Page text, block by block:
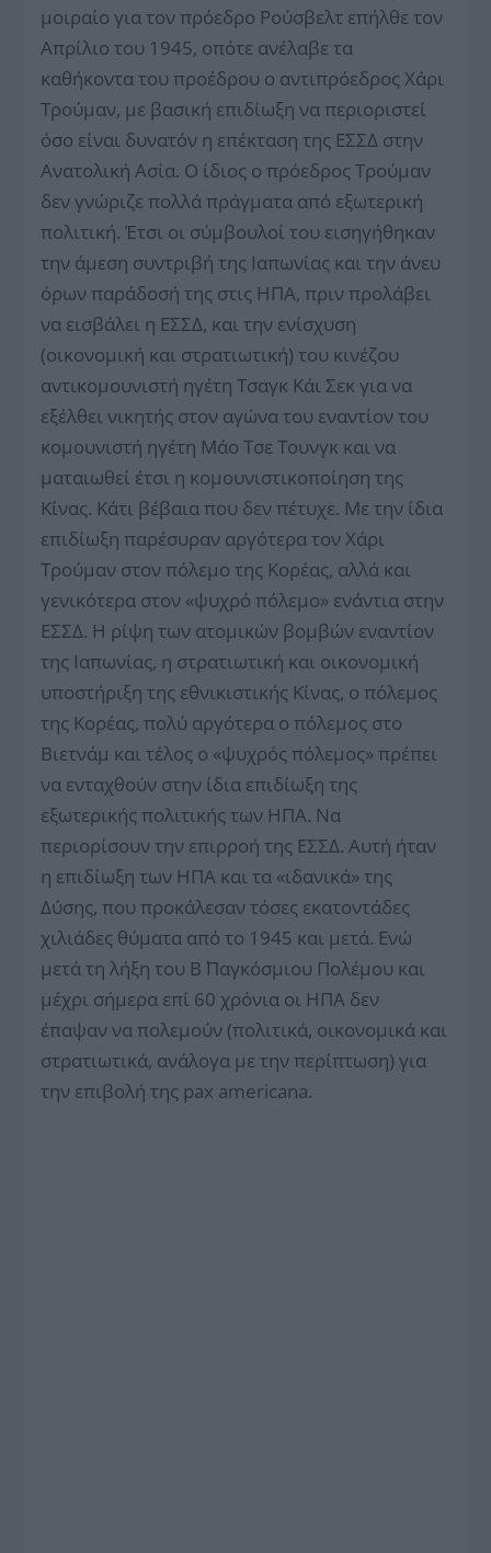
μοιραίο για τον πρόεδρο Ρούσβελτ επήλθε τον
Απρίλιο του 1945, οπότε ανέλαβε τα
καθήκοντα του προέδρου ο αντιπρόεδρος Χάρι
Τρούμαν, με βασική επιδίωξη να περιοριστεί
όσο είναι δυνατόν η επέκταση της ΕΣΣΔ στην
Ανατολική Ασία. Ο ίδιος ο πρόεδρος Τρούμαν
δεν γνώριζε πολλά πράγματα από εξωτερική
πολιτική. Έτσι οι σύμβουλοί του εισηγήθηκαν
την άμεση συντριβή της Ιαπωνίας και την άνευ
όρων παράδοσή της στις ΗΠΑ, πριν προλάβει
να εισβάλει η ΕΣΣΔ, και την ενίσχυση
(οικονομική και στρατιωτική) του κινέζου
αντικομουνιστή ηγέτη Τσαγκ Κάι Σεκ για να
εξέλθει νικητής στον αγώνα του εναντίον του
κομουνιστή ηγέτη Μάο Τσε Τουνγκ και να
ματαιωθεί έτσι η κομουνιστικοποίηση της
Κίνας. Κάτι βέβαια που δεν πέτυχε. Με την ίδια
επιδίωξη παρέσυραν αργότερα τον Χάρι
Τρούμαν στον πόλεμο της Κορέας, αλλά και
γενικότερα στον «ψυχρό πόλεμο» ενάντια στην
ΕΣΣΔ. Η ρίψη των ατομικών βομβών εναντίον
της Ιαπωνίας, η στρατιωτική και οικονομική
υποστήριξη της εθνικιστικής Κίνας, ο πόλεμος
της Κορέας, πολύ αργότερα ο πόλεμος στο
Βιετνάμ και τέλος ο «ψυχρός πόλεμος» πρέπει
να ενταχθούν στην ίδια επιδίωξη της
εξωτερικής πολιτικής των ΗΠΑ. Να
περιορίσουν την επιρροή της ΕΣΣΔ. Αυτή ήταν
η επιδίωξη των ΗΠΑ και τα «ιδανικά» της
Δύσης, που προκάλεσαν τόσες εκατοντάδες
χιλιάδες θύματα από το 1945 και μετά. Ενώ
μετά τη λήξη του Β΄ Παγκόσμιου Πολέμου και
μέχρι σήμερα επί 60 χρόνια οι ΗΠΑ δεν
έπαψαν να πολεμούν (πολιτικά, οικονομικά και
στρατιωτικά, ανάλογα με την περίπτωση) για
την επιβολή της pax americana.